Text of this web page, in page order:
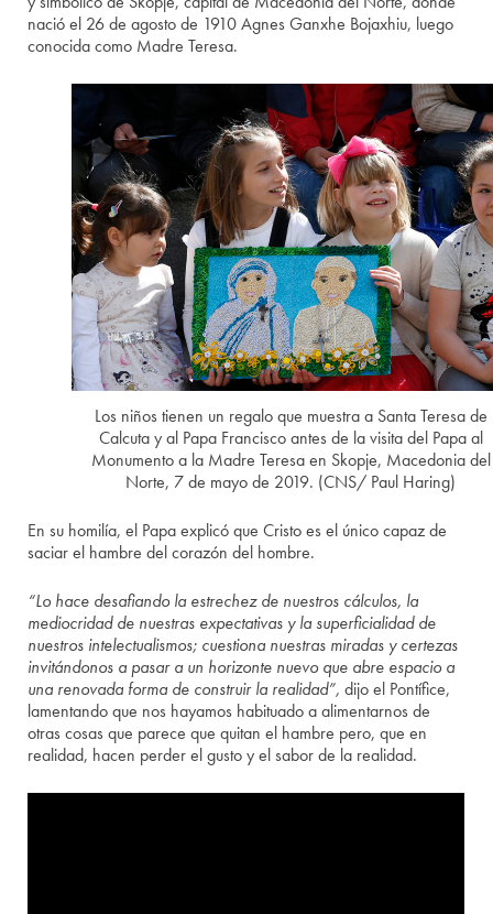
nació el 26 de agosto de 1910 Agnes Ganxhe Bojaxhiu, luego
conocida como Madre Teresa.
Los niños tienen un regalo que muestra a Santa Teresa de
Calcuta y al Papa Francisco antes de la visita del Papa al
Monumento a la Madre Teresa en Skopje, Macedonia del
Norte, 7 de mayo de 2019. (CNS/ Paul Haring)
En su homilía, el Papa explicó que Cristo es el único capaz de
saciar el hambre del corazón del hombre.
“Lo hace desafiando la estrechez de nuestros cálculos, la
mediocridad de nuestras expectativas y la superficialidad de
nuestros intelectualismos; cuestiona nuestras miradas y certezas
invitándonos a pasar a un horizonte nuevo que abre espacio a
una renovada forma de construir la realidad”,dijo el Pontífice,
lamentando que nos hayamos habituado a alimentarnos de
otras cosas que parece que quitan el hambre pero, que en
realidad, hacen perder el gusto y el sabor de la realidad.